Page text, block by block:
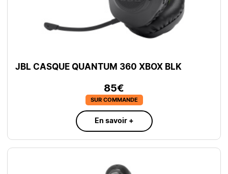
JBL CASQUE QUANTUM 360 XBOX BLK
85€
SUR COMMANDE
En savoir +